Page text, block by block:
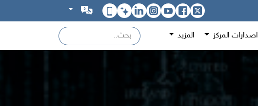
اصدارات المركز المزيد